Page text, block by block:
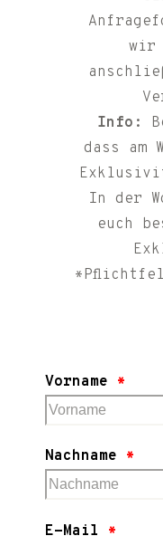
wir
Info:
dass am
In der
euch
Vorname *
Nachname *
E-Mail *